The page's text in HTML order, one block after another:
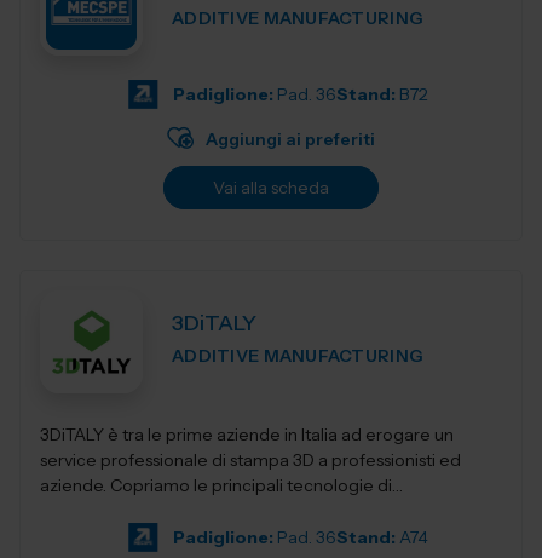
ADDITIVE MANUFACTURING
Padiglione: Pad. 36Stand: B72
Aggiungi ai preferiti
Vai alla scheda
3DiTALY
ADDITIVE MANUFACTURING
3DiTALY è tra le prime aziende in Italia ad erogare un
service professionale di stampa 3D a professionisti ed
aziende. Copriamo le principali tecnologie di
Padiglione: Pad. 36Stand: A74